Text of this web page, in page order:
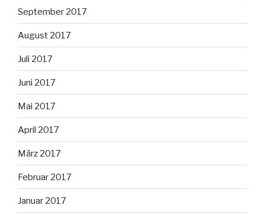
September 2017
August 2017
Juli 2017
Juni 2017
Mai 2017
April 2017
März 2017
Februar 2017
Januar 2017